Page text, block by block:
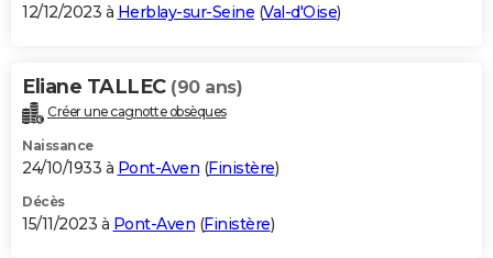
12/12/2023 à Herblay-sur-Seine (Val-d'Oise)
Eliane TALLEC (90 ans)
Créer une cagnotte obsèques
Naissance
24/10/1933 à Pont-Aven (Finistère)
Décès
15/11/2023 à Pont-Aven (Finistère)